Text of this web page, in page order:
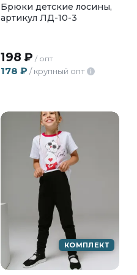
Брюки детские лосины,
артикул ЛД-10-3
198 ₽ / опт
178 ₽ / крупный опт i
КОМПЛЕКТ